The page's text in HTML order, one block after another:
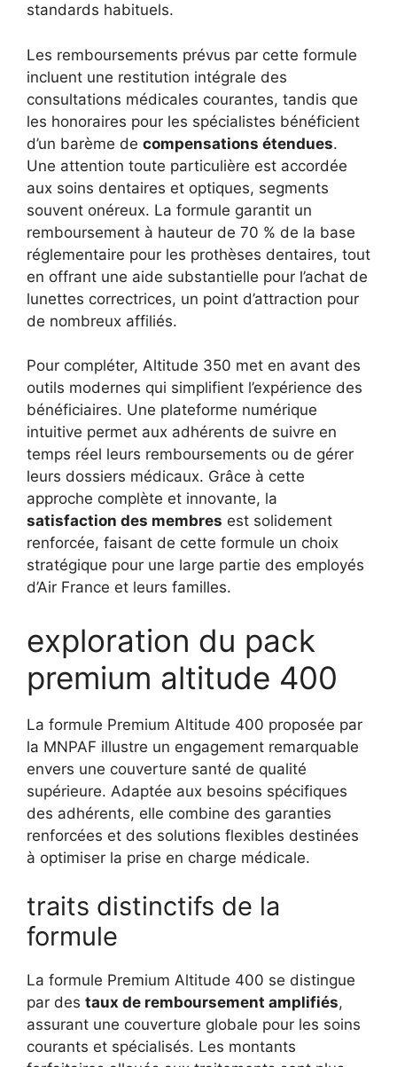
standards habituels.
Les remboursements prévus par cette formule
incluent une restitution intégrale des
consultations médicales courantes, tandis que
les honoraires pour les spécialistes bénéficient
d’un barème de compensations étendues.
Une attention toute particulière est accordée
aux soins dentaires et optiques, segments
souvent onéreux. La formule garantit un
remboursement à hauteur de 70 % de la base
réglementaire pour les prothèses dentaires, tout
en offrant une aide substantielle pour l’achat de
lunettes correctrices, un point d’attraction pour
de nombreux affiliés.
Pour compléter, Altitude 350 met en avant des
outils modernes qui simplifient l’expérience des
bénéficiaires. Une plateforme numérique
intuitive permet aux adhérents de suivre en
temps réel leurs remboursements ou de gérer
leurs dossiers médicaux. Grâce à cette
approche complète et innovante, la
satisfaction des membres est solidement
renforcée, faisant de cette formule un choix
stratégique pour une large partie des employés
d’Air France et leurs familles.
exploration du pack
premium altitude 400
La formule Premium Altitude 400 proposée par
la MNPAF illustre un engagement remarquable
envers une couverture santé de qualité
supérieure. Adaptée aux besoins spécifiques
des adhérents, elle combine des garanties
renforcées et des solutions flexibles destinées
à optimiser la prise en charge médicale.
traits distinctifs de la
formule
La formule Premium Altitude 400 se distingue
par des taux de remboursement amplifiés,
assurant une couverture globale pour les soins
courants et spécialisés. Les montants